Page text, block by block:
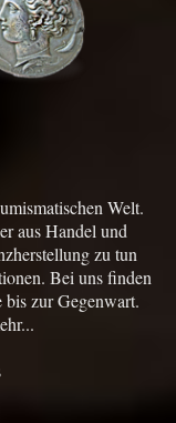
Welt.
aus Handel und
zu tun
Bei uns finden
zur Gegenwart.